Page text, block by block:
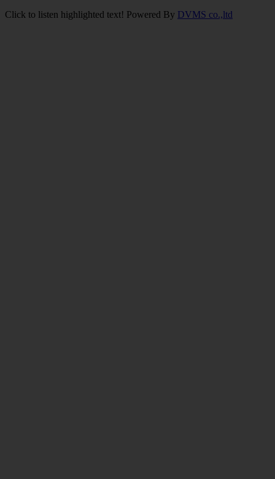
Click to listen highlighted text! Powered By DVMS co.,ltd